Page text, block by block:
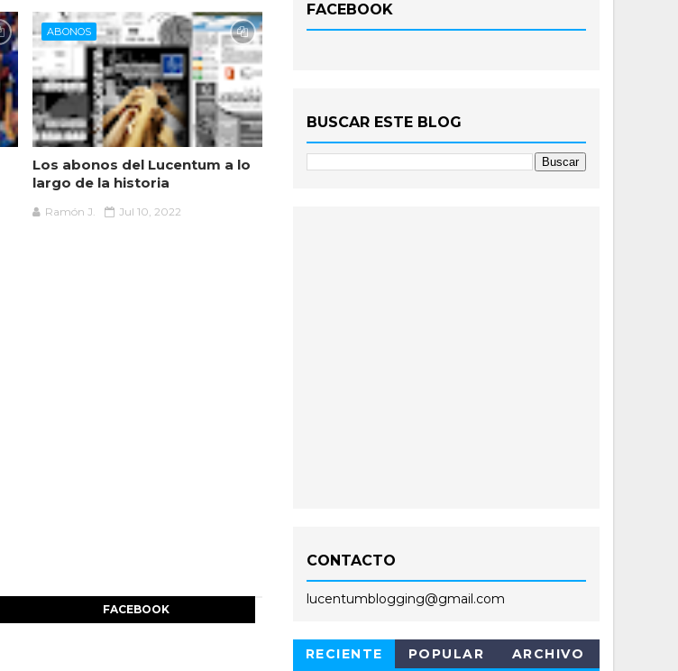
ABONOS
Los abonos del Lucentum a lo
largo de la historia
Ramón J. Jul 10, 2022
FACEBOOK
FACEBOOK
BUSCAR ESTE BLOG
CONTACTO
lucentumblogging@gmail.com
RECIENTE POPULAR ARCHIVO